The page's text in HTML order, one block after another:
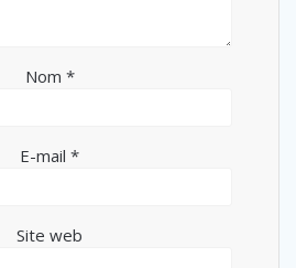
Nom *
E-mail *
Site web